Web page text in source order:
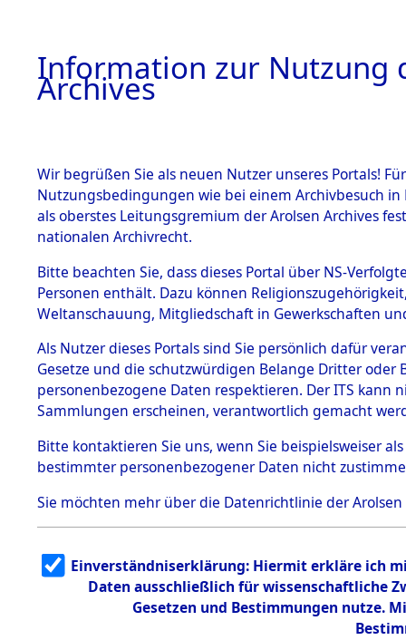
BESTÄNDE
1.
Inhaftierungsdoku
mente
1.2.9 Beim ITS
Effekten
1.2.9.1
Effekten aus
dem KZ
Dachau
Dokument
e
1.2.9.2
Effekten aus
dem KZ
Landesentsch
ädigungsamt
0038
Einen Kommentar
Information zur Nutzung
Archives
Wir begrüßen Sie als neuen Nutzer unseres Portals!
Nutzungsbedingungen wie bei einem Archivbesuch
als oberstes Leitungsgremium der Arolsen Archives
nationalen Archivrecht.
Bitte beachten Sie, dass dieses Portal über NS-
Personen enthält. Dazu können
Weltanschauung, Mitgliedschaft in Gewerkschaften
Als Nutzer dieses Portals sind Sie persönlich dafür
Gesetze und die schutzwürdigen Belange Dritter
personenbezogene Daten respektieren. Der ITS
Sammlungen erscheinen, verantwortlich gemacht
Bitte kontaktieren Sie uns, wenn Sie beispielsweiser
bestimmter personenbezogener Daten nicht
Sie möchten mehr über die Datenrichtlinie der Arolsen
Einverständniserklärung: Hiermit erkläre ich
Daten ausschließlich für wissenschaftliche
Gesetzen und Bestimmungen nutze.